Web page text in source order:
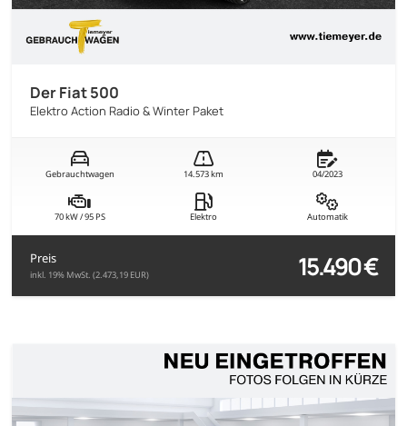
Der Fiat 500
Elektro Action Radio & Winter Paket
Gebrauchtwagen 14.573 km 04/2023
70 kW / 95 PS Elektro Automatik
Preis
inkl. 19% MwSt. (2.473,19 EUR) 15.490 €